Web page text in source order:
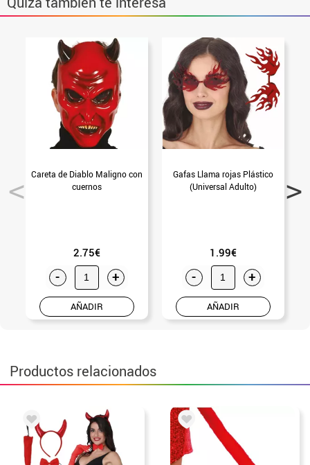
Careta de Diablo Maligno con
cuernos
2.75€
- +
AÑADIR
Gafas Llama rojas Plástico
(Universal Adulto)
1.99€
- +
AÑADIR
Productos relacionados